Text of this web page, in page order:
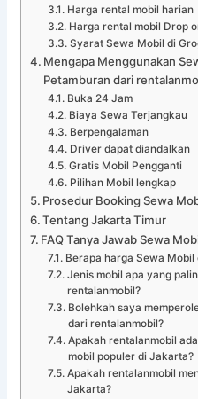
Harga rental mobil harian
Harga rental mobil Drop
Syarat Sewa Mobil di
Mengapa Menggunakan
Petamburan dari
Buka 24 Jam
Biaya Sewa Terjangkau
Berpengalaman
Driver dapat diandalkan
Gratis Mobil Pengganti
Pilihan Mobil lengkap
Prosedur Booking Sewa
Tentang Jakarta Timur
FAQ Tanya Jawab Sewa
Berapa harga Sewa Mobil
Jenis mobil apa yang
rentalanmobil?
Bolehkah saya
dari rentalanmobil?
Apakah rentalanmobil
mobil populer di Jakarta?
Apakah rentalanmobil
Jakarta?